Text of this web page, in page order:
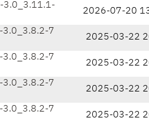
3.0_3.11.1-
2026-07-20
3.0_3.8.2-7
2025-03-22
3.0_3.8.2-7
2025-03-22
3.0_3.8.2-7
2025-03-22
3.0_3.8.2-7
2025-03-22